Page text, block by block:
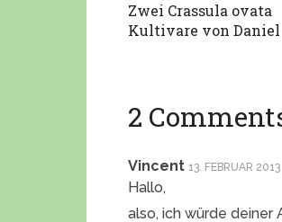
Zwei Crassula ovata
Kultivare von Daniel
2
Vincent 13. FEBRUAR 2013
Hallo,
also, ich würde deiner